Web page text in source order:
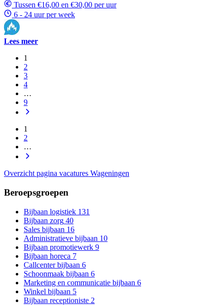
Tussen €16,00 en €30,00 per uur
6 - 24 uur per week
Lees meer
1
2
3
4
…
9
1
2
…
Overzicht pagina vacatures Wageningen
Beroepsgroepen
Bijbaan logistiek 131
Bijbaan zorg 40
Sales bijbaan 16
Administratieve bijbaan 10
Bijbaan promotiewerk 9
Bijbaan horeca 7
Callcenter bijbaan 6
Schoonmaak bijbaan 6
Marketing en communicatie bijbaan 6
Winkel bijbaan 5
Bijbaan receptioniste 2